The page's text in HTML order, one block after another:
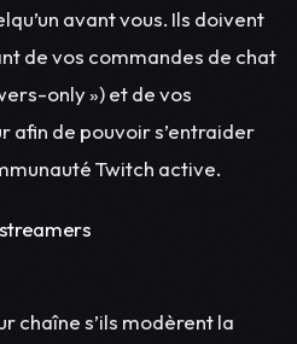
avant vous. Ils doivent
de vos commandes de chat
only ») et de vos
afin de pouvoir s’entraider
Twitch active.
chaîne s’ils modèrent la